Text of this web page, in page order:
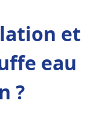
et
eau
?